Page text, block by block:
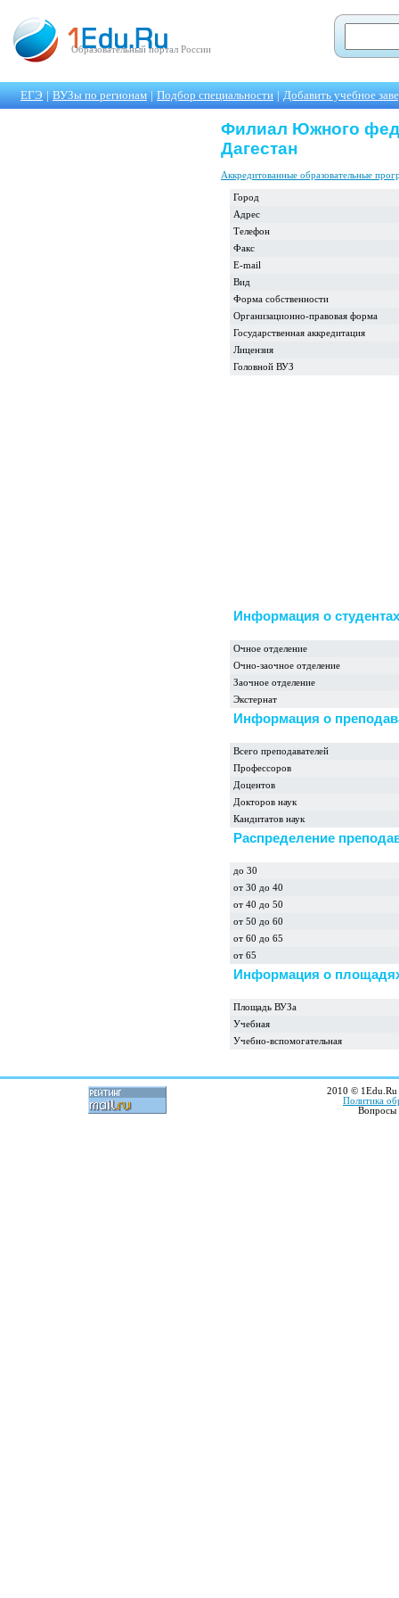
Образовательный портал России
ЕГЭ | ВУЗы по регионам | Подбор специальности | Добавить учебное
Филиал Южного
Дагестан
Аккредитованные образовательные
Город
Адрес
Телефон
Факс
E-mail
Вид
Форма собственности
Организационно-правовая форма
Государственная аккредитация
Лицензия
Головной ВУЗ
Информация о студентах
Очное отделение
Очно-заочное отделение
Заочное отделение
Экстернат
Информация о
Всего преподавателей
Профессоров
Доцентов
Докторов наук
Кандитатов наук
Распределение
до 30
от 30 до 40
от 40 до 50
от 50 до 60
от 60 до 65
от 65
Информация о
Площадь ВУЗа
Учебная
Учебно-вспомогательная
2010 © 1Edu.Ru
Политика
Вопросы